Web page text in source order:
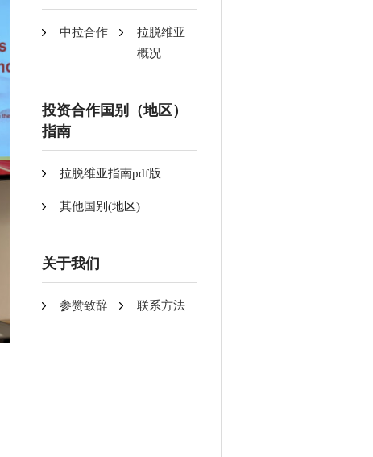
中拉合作
拉脱维亚
概况
投资合作国别（地区）
指南
拉脱维亚指南pdf版
其他国别(地区)
关于我们
参赞致辞 联系方法